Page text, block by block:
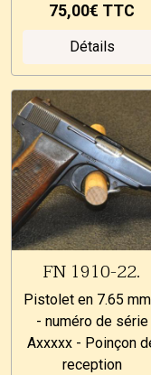
75,00€ TTC
Détails
FN 1910-22.
Pistolet en 7.65
- numéro de série
Axxxxx - Poinçon
reception